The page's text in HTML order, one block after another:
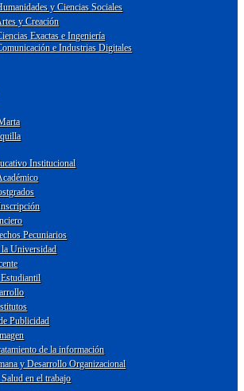
y Ciencias Sociales
y Creación
Exactas e Ingeniería
e Industrias Digitales
Institucional
Pecuniarios
la Universidad
Publicidad
de la información
y Desarrollo Organizacional
en el trabajo